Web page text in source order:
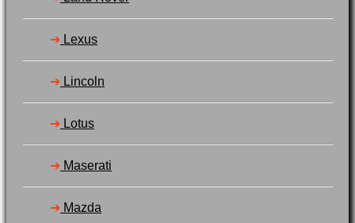
➔ Lexus
➔ Lincoln
➔ Lotus
➔ Maserati
➔ Mazda